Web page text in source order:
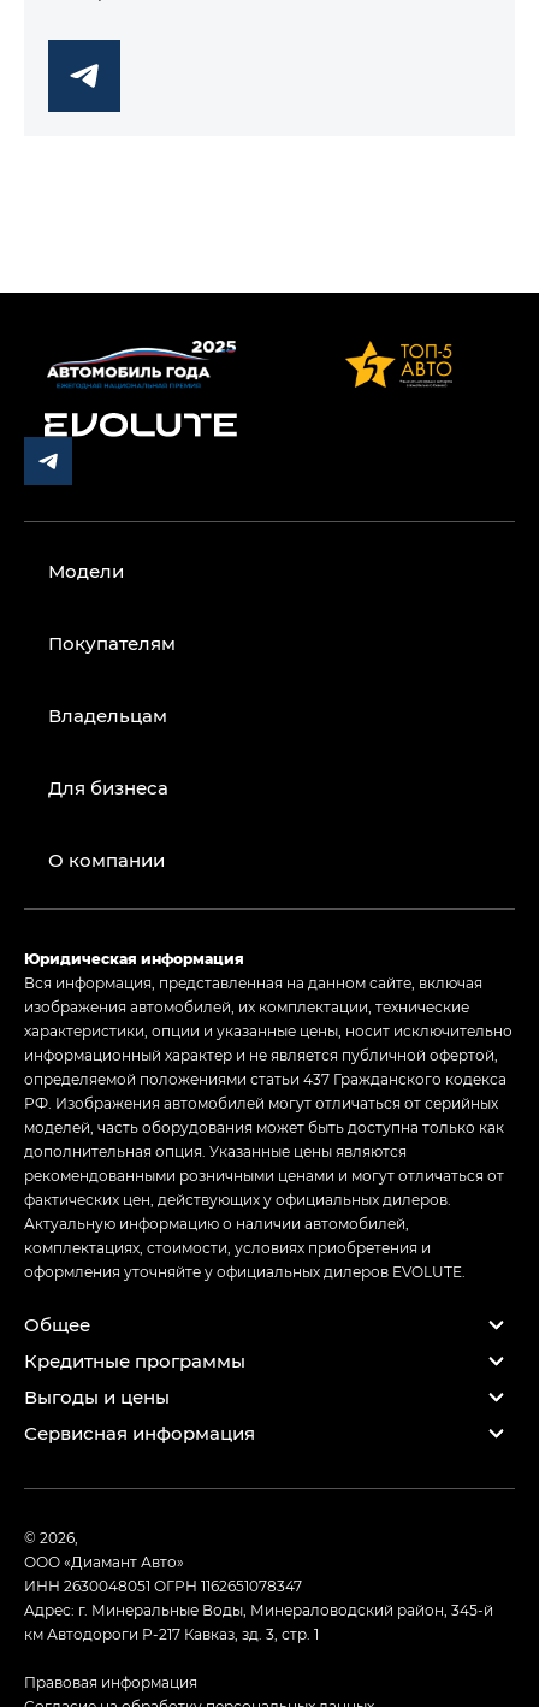
Модели
Покупателям
Владельцам
Для бизнеса
О компании
Юридическая информация
Вся информация, представленная на данном сайте, включая
изображения автомобилей, их комплектации, технические
характеристики, опции и указанные цены, носит исключительно
информационный характер и не является публичной офертой,
определяемой положениями статьи 437 Гражданского кодекса
РФ. Изображения автомобилей могут отличаться от серийных
моделей, часть оборудования может быть доступна только как
дополнительная опция. Указанные цены являются
рекомендованными розничными ценами и могут отличаться от
фактических цен, действующих у официальных дилеров.
Актуальную информацию о наличии автомобилей,
комплектациях, стоимости, условиях приобретения и
оформления уточняйте у официальных дилеров EVOLUTE.
Общее
Кредитные программы
Выгоды и цены
Сервисная информация
© 2026,
ООО «Диамант Авто»
ИНН 2630048051 ОГРН 1162651078347
Адрес: г. Минеральные Воды, Минераловодский район, 345-й
км Автодороги Р-217 Кавказ, зд. 3, стр. 1
Правовая информация